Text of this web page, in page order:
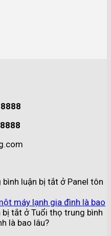
bình luận bị tắt ở Panel tôn
máy lạnh gia đình là bao
bị tắt ở Tuổi thọ trung bình
là bao lâu?